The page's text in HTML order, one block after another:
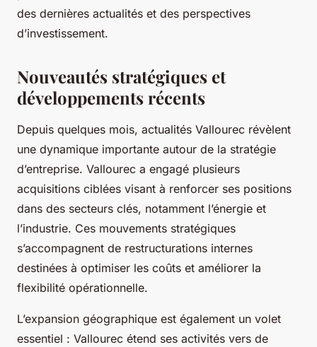
des dernières actualités et des perspectives
d’investissement.
Nouveautés stratégiques et
développements récents
Depuis quelques mois, actualités Vallourec révèlent
une dynamique importante autour de la stratégie
d’entreprise. Vallourec a engagé plusieurs
acquisitions ciblées visant à renforcer ses positions
dans des secteurs clés, notamment l’énergie et
l’industrie. Ces mouvements stratégiques
s’accompagnent de restructurations internes
destinées à optimiser les coûts et améliorer la
flexibilité opérationnelle.
L’expansion géographique est également un volet
essentiel : Vallourec étend ses activités vers de